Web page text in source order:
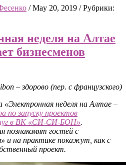
/ May 20, 2019 / Рубрики:
неделя на Алтае
бизнесменов
– здорово (пер. с французского)
неделя на Алтае –
по запуску проектов
в ВК «СИ-СИ-БОН».
познакомят гостей с
и на практике покажут, как с
проект.